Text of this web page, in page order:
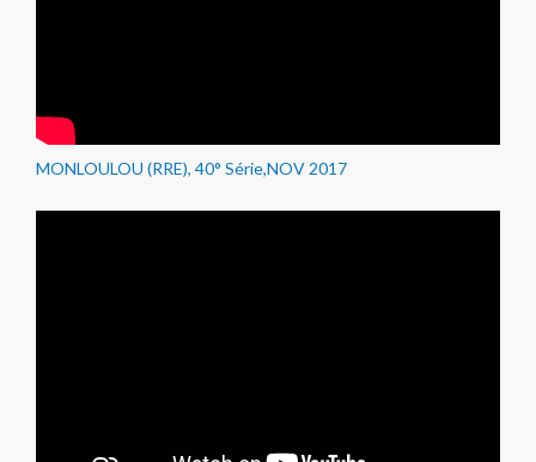
MONLOULOU (RRE), 40° Série,NOV 2017